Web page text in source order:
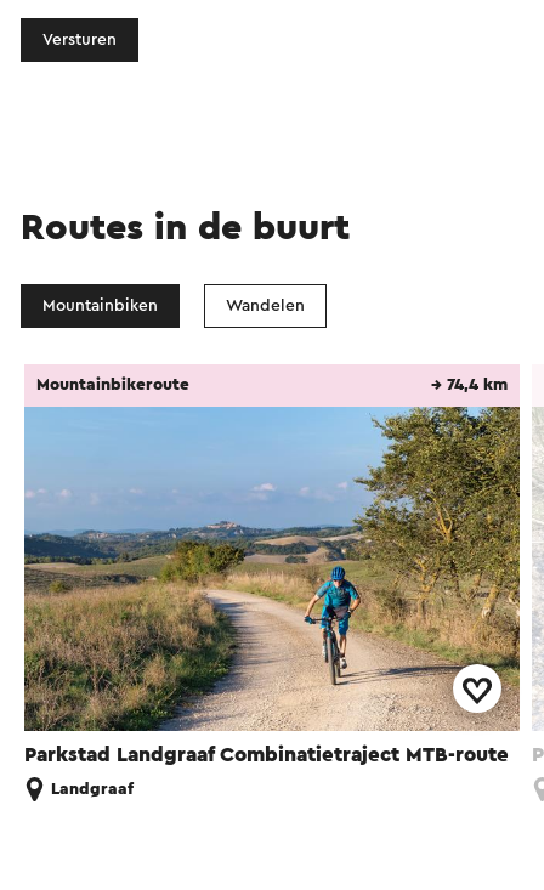
Versturen
Routes in de buurt
Mountainbiken Wandelen
Parkstad Landgraaf Combinatietraject MTB-route
Mountainbikeroute → 74,4 km
Landgraaf